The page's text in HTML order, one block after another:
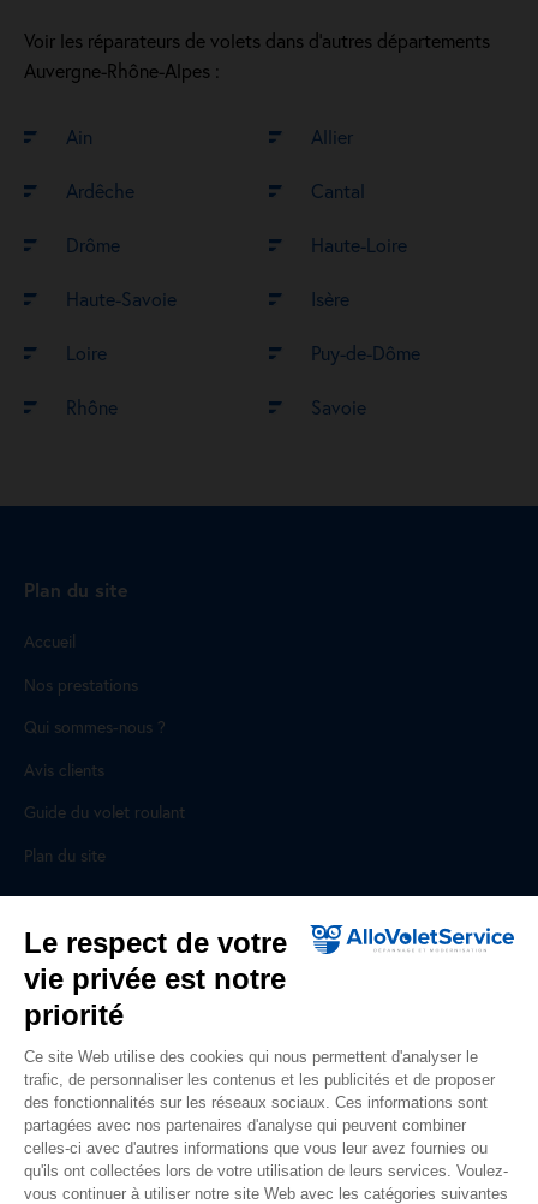
Voir les réparateurs de volets dans d’autres départements
Auvergne-Rhône-Alpes :
Ain Allier
Ardêche Cantal
Drôme Haute-Loire
Haute-Savoie Isère
Loire Puy-de-Dôme
Rhône Savoie
Plan du site
Accueil
Nos prestations
Qui sommes-nous ?
Avis clients
Guide du volet roulant
Plan du site
Pour les professionnels
Professionnels, des prestations ad hoc
Rejoignez un réseau national, nous recrutons !
Liens utiles
Mentions légales
Données personnelles
Le respect de votre
vie privée est notre
priorité
Ce site Web utilise des cookies qui nous permettent d'analyser le
trafic, de personnaliser les contenus et les publicités et de proposer
des fonctionnalités sur les réseaux sociaux. Ces informations sont
partagées avec nos partenaires d'analyse qui peuvent combiner
celles-ci avec d'autres informations que vous leur avez fournies ou
qu'ils ont collectées lors de votre utilisation de leurs services. Voulez-
vous continuer à utiliser notre site Web avec les catégories suivantes